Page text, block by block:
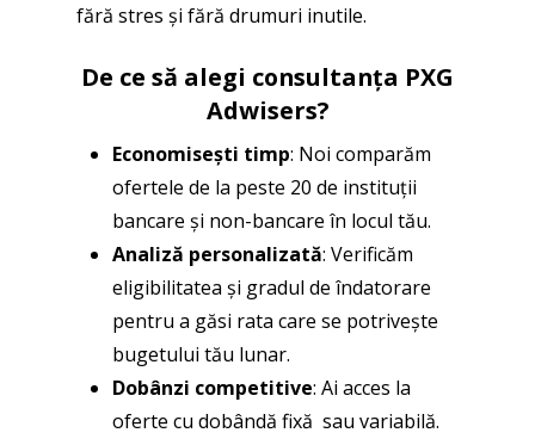
fără stres și fără drumuri inutile.
De ce să alegi consultanța PXG
Adwisers?
Economisești timp: Noi comparăm
ofertele de la peste 20 de instituții
bancare și non-bancare în locul tău.
Analiză personalizată: Verificăm
eligibilitatea și gradul de îndatorare
pentru a găsi rata care se potrivește
bugetului tău lunar.
Dobânzi competitive: Ai acces la
oferte cu dobândă fixă sau variabilă.